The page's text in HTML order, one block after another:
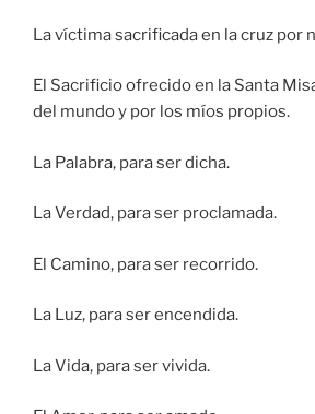
La víctima sacrificada en la cruz por
El Sacrificio ofrecido en la Santa
del mundo y por los míos propios.
La Palabra, para ser dicha.
La Verdad, para ser proclamada.
El Camino, para ser recorrido.
La Luz, para ser encendida.
La Vida, para ser vivida.